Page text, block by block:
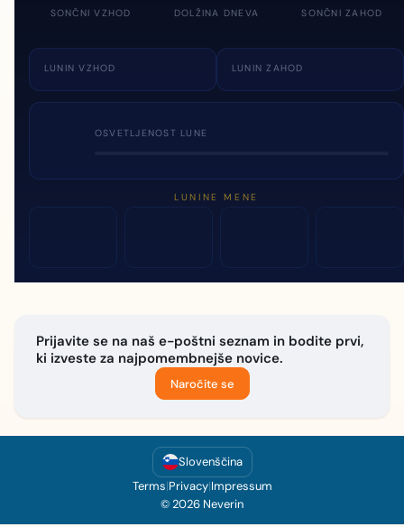
SONČNI VZHOD DOLŽINA DNEVA SONČNI ZAHOD
LUNIN VZHOD LUNIN ZAHOD
OSVETLJENOST LUNE
LUNINE MENE
Prijavite se na naš e-poštni seznam in bodite prvi,
ki izveste za najpomembnejše novice.
Naročite se
Slovenščina
Terms|Privacy|Impressum
© 2026 Neverin